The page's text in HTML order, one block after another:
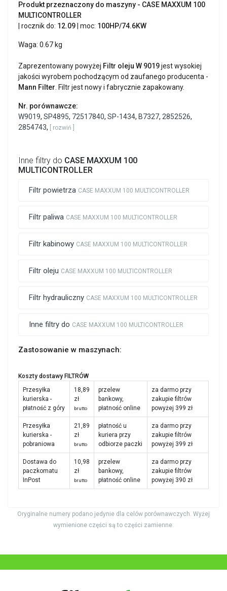
Inne filtry do CASE MAXXUM 100
MULTICONTROLLER
Filtr powietrza CASE MAXXUM 100 MULTICONTROLLER
Filtr paliwa CASE MAXXUM 100 MULTICONTROLLER
Filtr kabinowy CASE MAXXUM 100 MULTICONTROLLER
Filtr oleju CASE MAXXUM 100 MULTICONTROLLER
Filtr hydrauliczny CASE MAXXUM 100 MULTICONTROLLER
Inne filtry do CASE MAXXUM 100 MULTICONTROLLER
Produkt przeznaczony do maszyny - CASE MAXXUM 100
MULTICONTROLLER
| rocznik do: 12.09 | moc: 100HP/74.6KW
Waga: 0.67 kg
Zaprezentowany powyżej Filtr oleju W 9019jest wysokiej
jakości wyrobem pochodzącym od zaufanego producenta -
Mann Filter . Filtr jest nowy i fabrycznie zapakowany.
Nr. porównawcze:
W9019, SP4895, 72517840, SP-1434, B7327, 2852526,
2854743, [ rozwiń ]
Zastosowanie w maszynach:
Koszty dostawy FILTRÓW
Przesyłka
kurierska -
płatność z góry
18,89
zł
brutto
przelew
bankowy,
płatność online
za darmo przy
zakupie filtrów
powyżej 399 zł
Przesyłka
kurierska -
pobraniowa
21,89
zł
brutto
płatność u
kuriera przy
odbiorze paczki
za darmo przy
zakupie filtrów
powyżej 399 zł
Dostawa do
paczkomatu
InPost
10,98
zł
brutto
przelew
bankowy,
płatność online
za darmo przy
zakupie filtrów
powyżej 390 zł
Oryginalne numery podano jedynie dla celów porównawczych. Wyżej
wymienione części są to części zamienne.